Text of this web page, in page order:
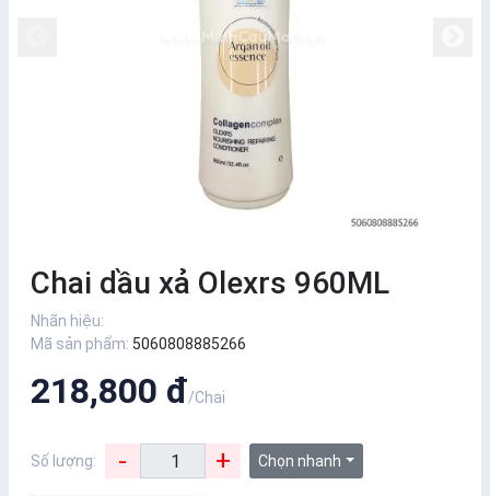
Chai dầu xả Olexrs 960ML
Nhãn hiệu:
Mã sản phẩm: 5060808885266
218,800 đ/Chai
Số lượng: - + Chọn nhanh